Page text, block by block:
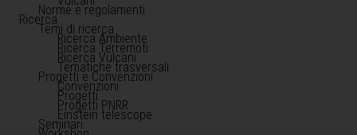
Norme e regolamenti
Ricerca
Temi di ricerca
Ricerca Ambiente
Ricerca Terremoti
Ricerca Vulcani
Tematiche trasversali
Progetti e Convenzioni
Convenzioni
Progetti
Progetti PNRR
Einstein telescope
Seminari